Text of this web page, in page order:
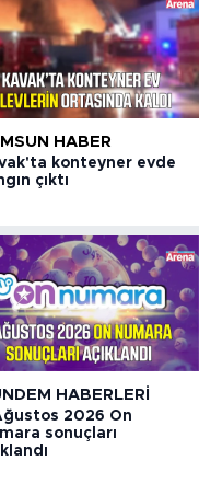
HABER
konteyner evde
çıktı
HABERLERI
2026 On
sonuçları